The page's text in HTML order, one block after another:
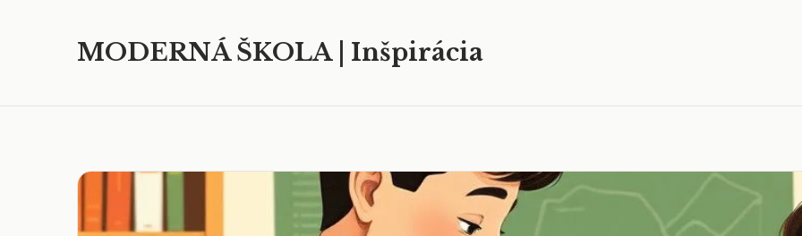
MODERNÁ ŠKOLA | Inšpirácia